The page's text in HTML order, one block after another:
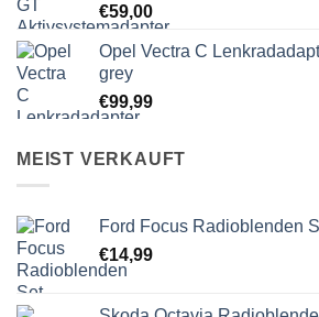
€59,00
Opel Vectra C
grey
€99,99
MEIST VERKAUFT
Ford Focus Radioblenden
€14,99